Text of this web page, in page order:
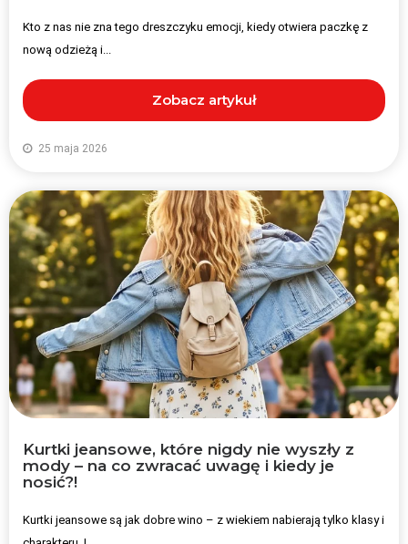
Kto z nas nie zna tego dreszczyku emocji, kiedy otwiera paczkę z
nową odzieżą i...
Zobacz artykuł
25 maja 2026
Kurtki jeansowe, które nigdy nie wyszły z
mody – na co zwracać uwagę i kiedy je
nosić?!
Kurtki jeansowe są jak dobre wino – z wiekiem nabierają tylko klasy i